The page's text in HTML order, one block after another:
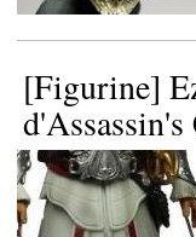
[Figurine]
d'Assassin's